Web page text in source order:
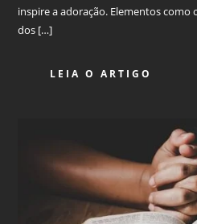
inspire a adoração. Elementos como
dos […]
LEIA O ARTIGO